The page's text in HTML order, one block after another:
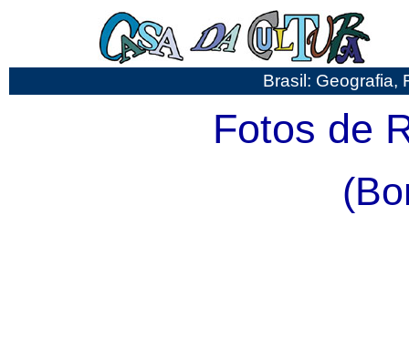
Brasil: Geografia,
Fotos de